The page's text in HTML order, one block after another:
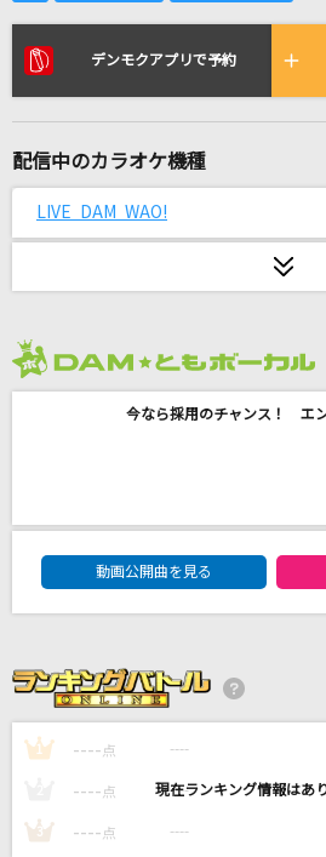
リアルタイムで歌われて
愛くださいませ
残酷な天使のテーゼ
[生音]巡恋歌
小柳ルミ子(rumico)
404. NOT FOR ME
シャルル
デンモクアプリで予約
配信中のカラオケ機種
LIVE DAM WAO!
今なら採用のチャンス！ エ
DAM★ともボーカルエント
動画公開曲を見る
1 ---- 点 ----
---- 点 ----
3 ---- 点 ----